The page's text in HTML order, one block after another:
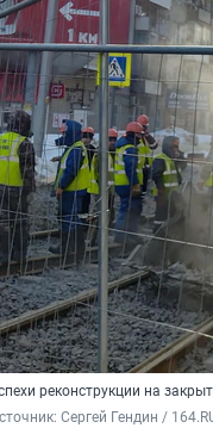
реконструкции на
Сергей Гендин /